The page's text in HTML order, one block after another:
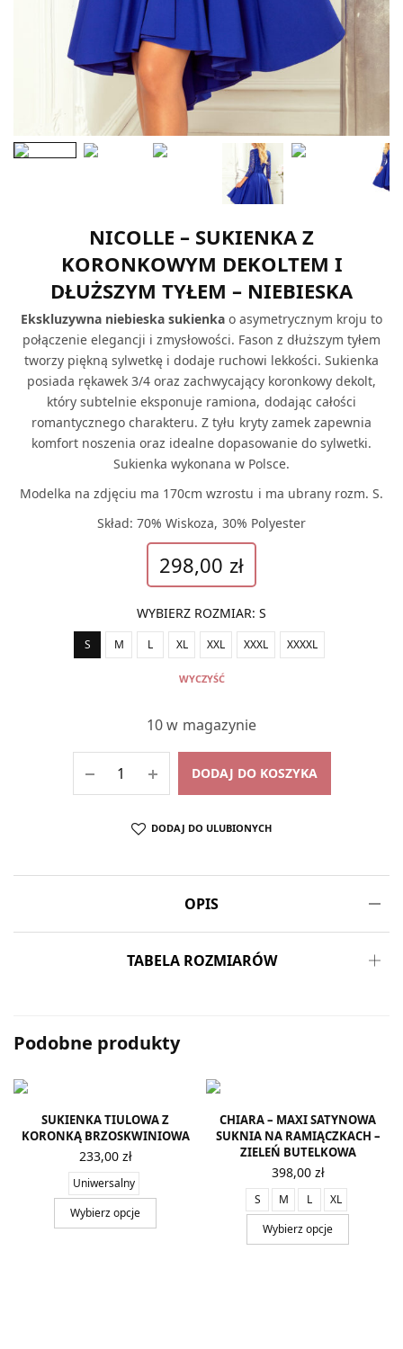
NICOLLE – SUKIENKA Z
KORONKOWYM DEKOLTEM I
DŁUŻSZYM TYŁEM – NIEBIESKA
Ekskluzywna niebieska sukienkao asymetrycznym kroju to
połączenie elegancji i zmysłowości. Fason z dłuższym tyłem
tworzy piękną sylwetkę i dodaje ruchowi lekkości. Sukienka
posiada rękawek 3/4 oraz zachwycający koronkowy dekolt,
który subtelnie eksponuje ramiona, dodając całości
romantycznego charakteru. Z tyłu kryty zamek zapewnia
komfort noszenia oraz idealne dopasowanie do sylwetki.
Sukienka wykonana w Polsce.
Modelka na zdjęciu ma 170cm wzrostu i ma ubrany rozm. S.
Skład: 70% Wiskoza, 30% Polyester
298,00 zł
WYBIERZ ROZMIAR: S
S M L XL XXL XXXL XXXXL
WYCZYŚĆ
10 w magazynie
DODAJ DO KOSZYKA
DODAJ DO ULUBIONYCH
OPIS
TABELA ROZMIARÓW
Podobne produkty
SUKIENKA TIULOWA Z
KORONKĄ BRZOSKWINIOWA
233,00 zł
Uniwersalny
Wybierz opcje
CHIARA – MAXI SATYNOWA
SUKNIA NA RAMIĄCZKACH –
ZIELEŃ BUTELKOWA
398,00 zł
S M L
XL
Wybierz opcje